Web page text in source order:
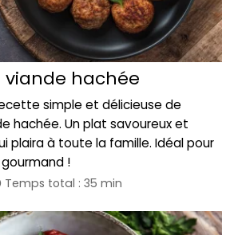
viande hachée
simple et délicieuse de
hachée. Un plat savoureux et
plaira à toute la famille. Idéal pour
!
Temps total : 35 min